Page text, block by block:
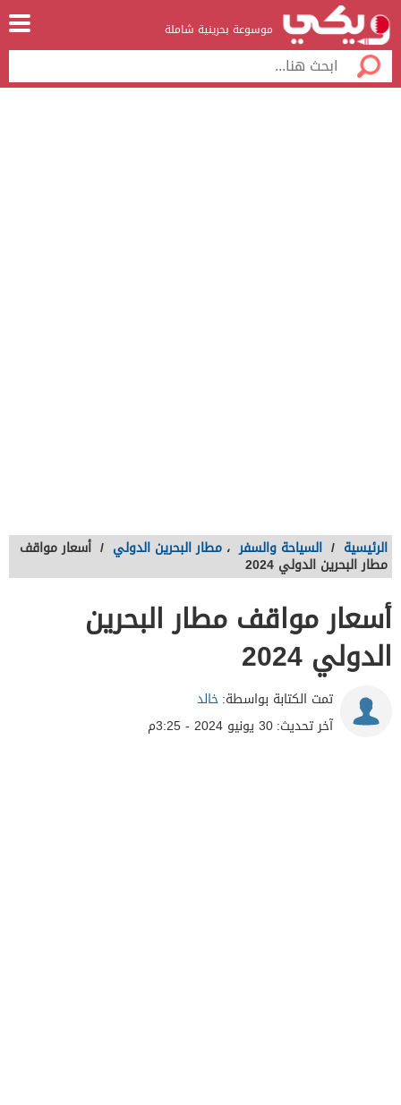
موسوعة بحرينية شاملة
الرئيسية / السياحة والسفر ، مطار البحرين الدولي / أسعار مواقف
مطار البحرين الدولي 2024
أسعار مواقف مطار البحرين
الدولي 2024
تمت الكتابة بواسطة:خالد
آخر تحديث:30 يونيو 2024 - 3:25م